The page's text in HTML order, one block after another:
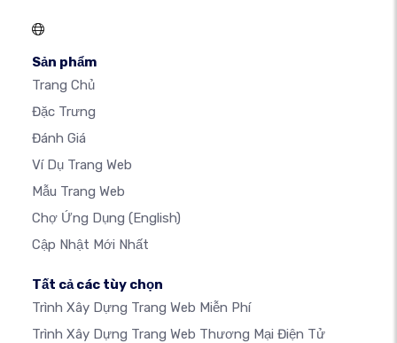
Sản phẩm
Trang Chủ
Đặc Trưng
Đánh Giá
Ví Dụ Trang Web
Mẫu Trang Web
Chợ Ứng Dụng (English)
Cập Nhật Mới Nhất
Tất cả các tùy chọn
Trình Xây Dựng Trang Web Miễn Phí
Trình Xây Dựng Trang Web Thương Mại Điện Tử